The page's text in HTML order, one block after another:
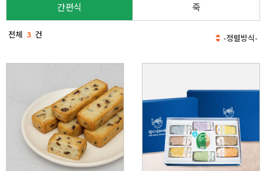
간편식 죽
전체 3 건